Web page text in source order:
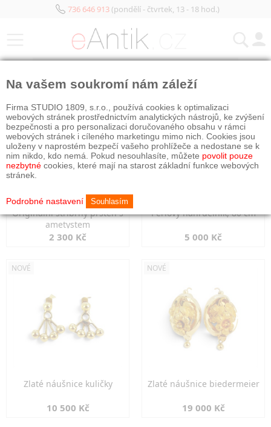
736 646 913(pondělí - čtvrtek, 13 - 18 hod.)
Originální stříbrný prsten s
ametystem
2 300 Kč
Perlový náhrdelník, 80 cm
5 000 Kč
NOVÉ
Zlaté náušnice kuličky
10 500 Kč
NOVÉ
Zlaté náušnice biedermeier
19 000 Kč
Na vašem soukromí nám záleží
Firma STUDIO 1809, s.r.o., používá cookies k optimalizaci
webových stránek prostřednictvím analytických nástrojů, ke zvýšení
bezpečnosti a pro personalizaci doručovaného obsahu v rámci
webových stránek i cíleného marketingu mimo nich. Cookies jsou
uloženy v naprostém bezpečí vašeho prohlížeče a nedostane se k
nim nikdo, kdo nemá. Pokud nesouhlasíte, můžete povolit pouze
nezbytné cookies, které mají na starost základní funkce webových
stránek.
Podrobné nastavení Souhlasím